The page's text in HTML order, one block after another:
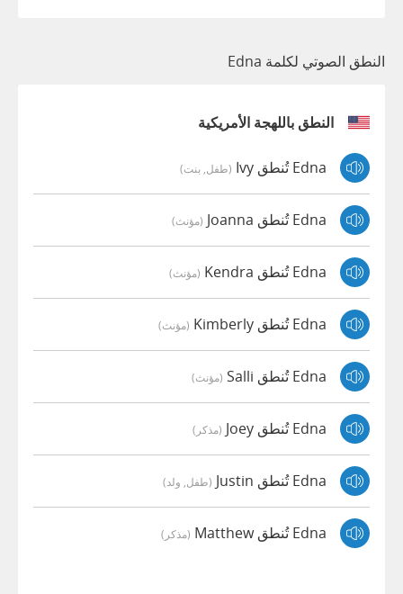
النطق الصوتي لكلمة Edna
النطق باللهجة الأمريكية
Edna تُنطق Ivy (طفل, بنت)
Edna تُنطق Joanna (مؤنث)
Edna تُنطق Kendra (مؤنث)
Edna تُنطق Kimberly (مؤنث)
Edna تُنطق Salli (مؤنث)
Edna تُنطق Joey (مذكر)
Edna تُنطق Justin (طفل, ولد)
Edna تُنطق Matthew (مذكر)